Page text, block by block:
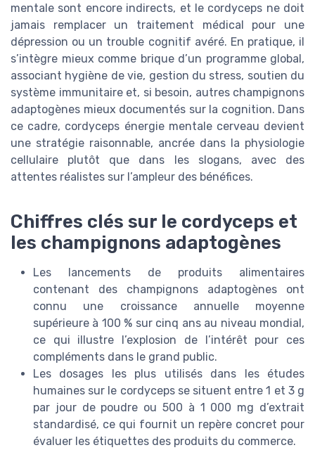
mentale sont encore indirects, et le cordyceps ne doit
jamais remplacer un traitement médical pour une
dépression ou un trouble cognitif avéré. En pratique, il
s’intègre mieux comme brique d’un programme global,
associant hygiène de vie, gestion du stress, soutien du
système immunitaire et, si besoin, autres champignons
adaptogènes mieux documentés sur la cognition. Dans
ce cadre, cordyceps énergie mentale cerveau devient
une stratégie raisonnable, ancrée dans la physiologie
cellulaire plutôt que dans les slogans, avec des
attentes réalistes sur l’ampleur des bénéfices.
Chiffres clés sur le cordyceps et
les champignons adaptogènes
Les lancements de produits alimentaires
contenant des champignons adaptogènes ont
connu une croissance annuelle moyenne
supérieure à 100 % sur cinq ans au niveau mondial,
ce qui illustre l’explosion de l’intérêt pour ces
compléments dans le grand public.
Les dosages les plus utilisés dans les études
humaines sur le cordyceps se situent entre 1 et 3 g
par jour de poudre ou 500 à 1 000 mg d’extrait
standardisé, ce qui fournit un repère concret pour
évaluer les étiquettes des produits du commerce.